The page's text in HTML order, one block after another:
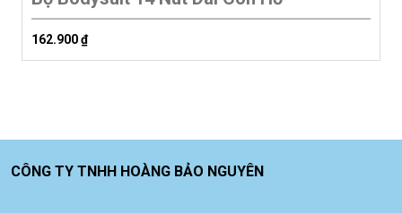
162.900₫
CÔNG TY TNHH HOÀNG BẢO NGUYÊN